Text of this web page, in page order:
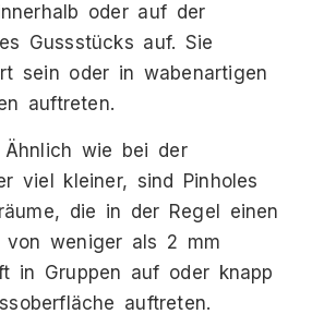
oder auf der
Gussstücks auf. Sie
sein oder in wabenartigen
auftreten.
Ähnlich wie bei der
viel kleiner, sind Pinholes
die in der Regel einen
von weniger als 2 mm
in Gruppen auf oder knapp
auftreten.